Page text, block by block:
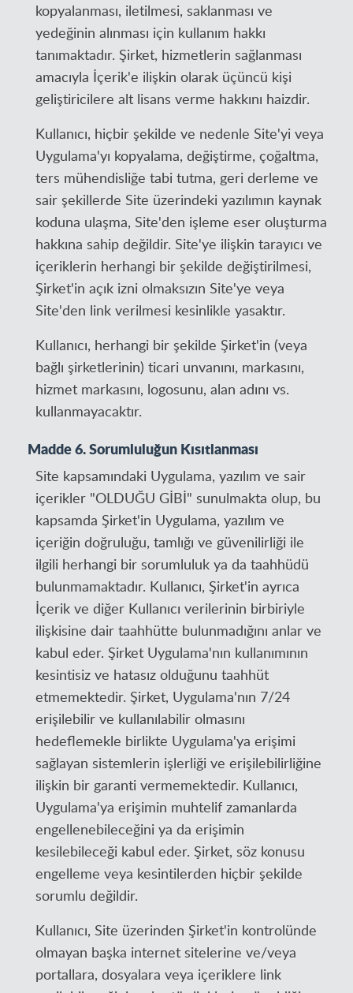
kopyalanması, iletilmesi, saklanması ve
yedeğinin alınması için kullanım hakkı
tanımaktadır. Şirket, hizmetlerin sağlanması
amacıyla İçerik'e ilişkin olarak üçüncü kişi
geliştiricilere alt lisans verme hakkını haizdir.
Kullanıcı, hiçbir şekilde ve nedenle Site'yi veya
Uygulama'yı kopyalama, değiştirme, çoğaltma,
ters mühendisliğe tabi tutma, geri derleme ve
sair şekillerde Site üzerindeki yazılımın kaynak
koduna ulaşma, Site'den işleme eser oluşturma
hakkına sahip değildir. Site'ye ilişkin tarayıcı ve
içeriklerin herhangi bir şekilde değiştirilmesi,
Şirket'in açık izni olmaksızın Site'ye veya
Site'den link verilmesi kesinlikle yasaktır.
Kullanıcı, herhangi bir şekilde Şirket'in (veya
bağlı şirketlerinin) ticari unvanını, markasını,
hizmet markasını, logosunu, alan adını vs.
kullanmayacaktır.
Madde 6. Sorumluluğun Kısıtlanması
Site kapsamındaki Uygulama, yazılım ve sair
içerikler "OLDUĞU GİBİ" sunulmakta olup, bu
kapsamda Şirket'in Uygulama, yazılım ve
içeriğin doğruluğu, tamlığı ve güvenilirliği ile
ilgili herhangi bir sorumluluk ya da taahhüdü
bulunmamaktadır. Kullanıcı, Şirket'in ayrıca
İçerik ve diğer Kullanıcı verilerinin birbiriyle
ilişkisine dair taahhütte bulunmadığını anlar ve
kabul eder. Şirket Uygulama'nın kullanımının
kesintisiz ve hatasız olduğunu taahhüt
etmemektedir. Şirket, Uygulama'nın 7/24
erişilebilir ve kullanılabilir olmasını
hedeflemekle birlikte Uygulama'ya erişimi
sağlayan sistemlerin işlerliği ve erişilebilirliğine
ilişkin bir garanti vermemektedir. Kullanıcı,
Uygulama'ya erişimin muhtelif zamanlarda
engellenebileceğini ya da erişimin
kesilebileceği kabul eder. Şirket, söz konusu
engelleme veya kesintilerden hiçbir şekilde
sorumlu değildir.
Kullanıcı, Site üzerinden Şirket'in kontrolünde
olmayan başka internet sitelerine ve/veya
portallara, dosyalara veya içeriklere link